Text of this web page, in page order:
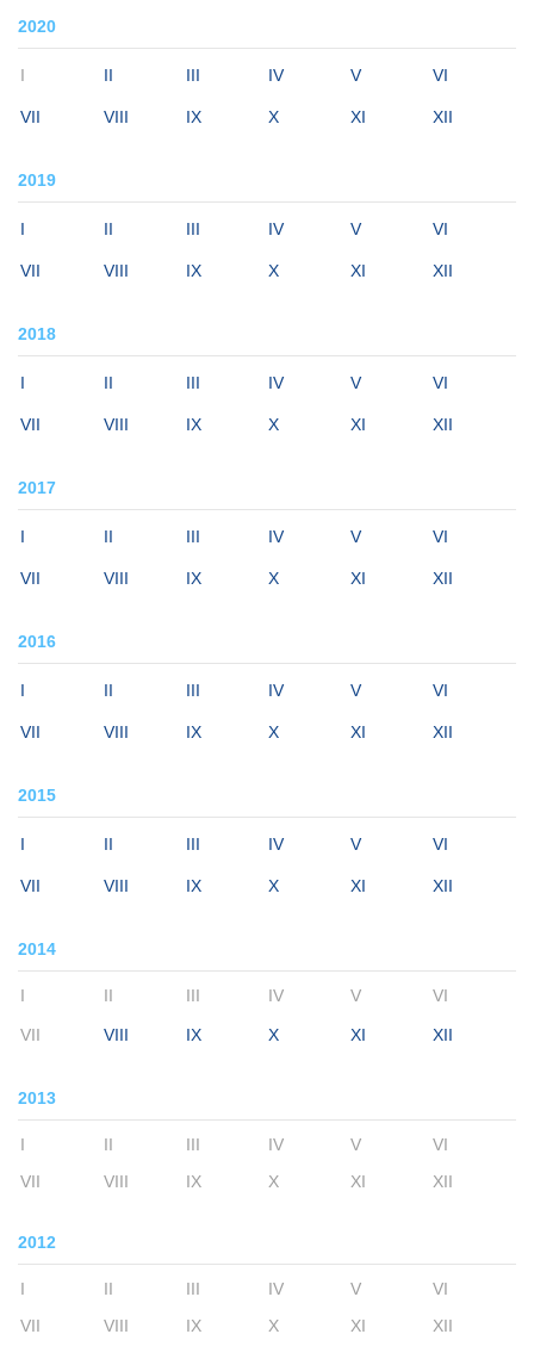
2020
I II III IV V VI
VII VIII IX X XI XII
2019
I II III IV V VI
VII VIII IX X XI XII
2018
I II III IV V VI
VII VIII IX X XI XII
2017
I II III IV V VI
VII VIII IX X XI XII
2016
I II III IV V VI
VII VIII IX X XI XII
2015
I II III IV V VI
VII VIII IX X XI XII
2014
I II III IV V VI
VII VIII IX X XI XII
2013
I II III IV V
VI
VII
VIII IX X XI XII
2012
I II III IV V
VI
VII
VIII IX X XI XII